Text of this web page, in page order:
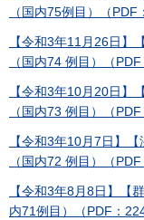
（国内75例目）（PDF
【令和3年11月26日】
（国内74 例目）（PDF
【令和3年10月20日】
（国内73 例目）（PDF
【令和3年10月7日】
（国内72 例目）（PDF
【令和3年8月8日】【
内71例目）（PDF：